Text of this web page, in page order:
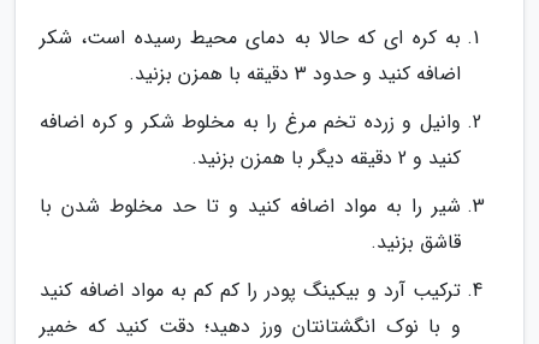
به کره ای که حالا به دمای محیط رسیده است، شکر
اضافه کنید و حدود 3 دقیقه با همزن بزنید.
وانیل و زرده تخم مرغ را به مخلوط شکر و کره اضافه
کنید و 2 دقیقه دیگر با همزن بزنید.
شیر را به مواد اضافه کنید و تا حد مخلوط شدن با
قاشق بزنید.
ترکیب آرد و بیکینگ پودر را کم کم به مواد اضافه کنید
و با نوک انگشتانتان ورز دهید؛ دقت کنید که خمیر